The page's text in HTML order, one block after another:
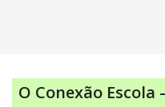
O Conexão